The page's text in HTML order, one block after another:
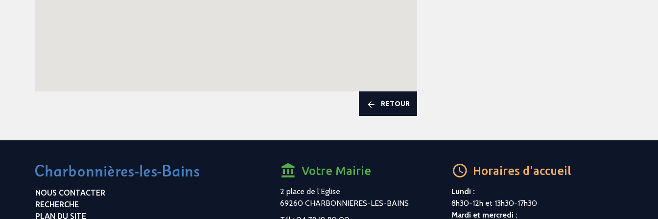
RETOUR
NOUS CONTACTER
RECHERCHE
PLAN DU SITE
Votre Mairie
2 place de l’Eglise
69260 CHARBONNIERES-LES-BAINS
Horaires d'accueil
Lundi :
8h30-12h et 13h30-17h30
Mardi et mercredi :